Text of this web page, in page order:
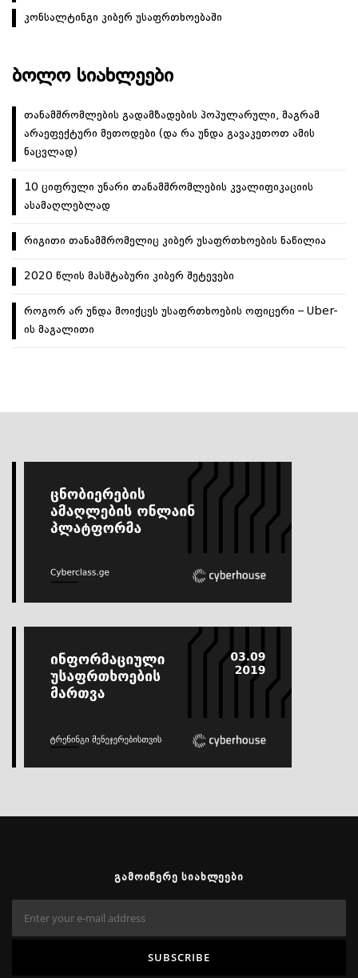
კონსალტინგი კიბერ უსაფრთხოებაში
ᲑᲝᲚᲝ ᲡᲘᲐᲮᲚᲔᲔᲑᲘ
თანამშრომლების გადამზადების პოპულარული, მაგრამ
არაეფექტური მეთოდები (და რა უნდა გავაკეთოთ ამის
ნაცვლად)
10 ციფრული უნარი თანამშრომლების კვალიფიკაციის
ასამაღლებლად
რიგითი თანამშრომელიც კიბერ უსაფრთხოების ნაწილია
2020 წლის მასშტაბური კიბერ შეტევები
როგორ არ უნდა მოიქცეს უსაფრთხოების ოფიცერი – Uber-
ის მაგალითი
ᲒᲐᲛᲝᲘᲬᲔᲠᲔ ᲡᲘᲐᲮᲚᲔᲔᲑᲘ